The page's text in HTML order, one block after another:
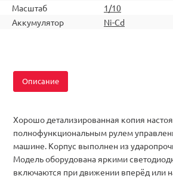
Масштаб
1/10
Аккумулятор
Ni-Cd
Описание
Хорошо детализированная копия
полнофункциональным рулем
машине. Корпус выполнен из
Модель оборудована яркими
включаются при движении вперёд или